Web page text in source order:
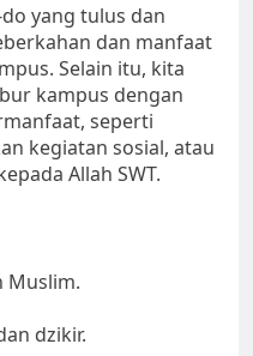
yang tulus dan
dan manfaat
Selain itu, kita
kampus dengan
seperti
kegiatan sosial, atau
Allah SWT.
Muslim.
dzikir.